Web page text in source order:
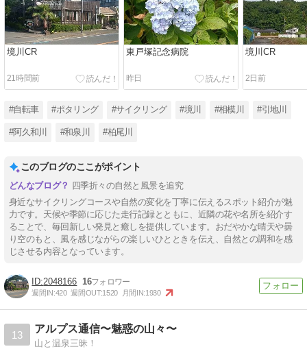
境川CR
21時間前
東戸塚記念病院
昨日
境川CR
2日前
#自転車 #ポタリング #サイクリング #境川 #相模川 #引地川
#阿久和川 #和泉川 #柏尾川
このブログのここがポイント
四季折々の自然と風景を追究
身近なサイクリングコースや自然の変化を丁寧に伝えるスポット紹介が魅
力です。天候や季節に応じた走行記録とともに、近隣の花や名所を紹介す
ることで、毎回新しい発見と癒しを提供しています。おだやかな晴天や曇
り空のもと、風を感じながらの楽しいひとときを伝え、自然との調和を感
じさせる内容となっています。
2048166 16
週間IN:420 週間OUT:1520 月間IN:1930
13
アルプス通信〜魅惑の山々〜
山と温泉三昧！